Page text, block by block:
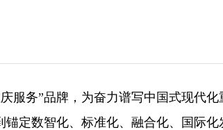
服务”品牌，为奋力谱写中国式现代化
锚定数智化、标准化、融合化、国际化